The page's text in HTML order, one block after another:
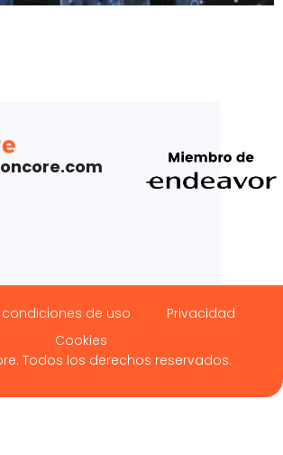
Todos los derechos reservados.
de uso
Privacidad
Cookies